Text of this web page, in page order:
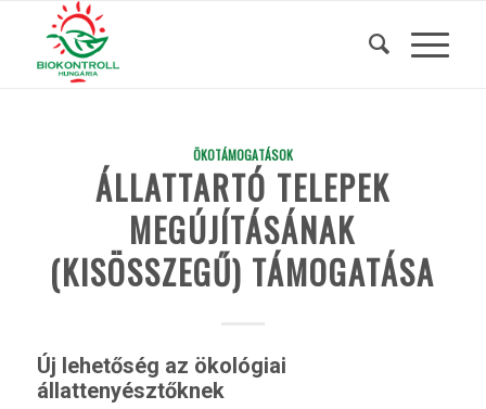
ÖKOTÁMOGATÁSOK
ÁLLATTARTÓ TELEPEK
MEGÚJÍTÁSÁNAK
(KISÖSSZEGŰ) TÁMOGATÁSA
Új lehetőség az ökológiai
állattenyésztőknek